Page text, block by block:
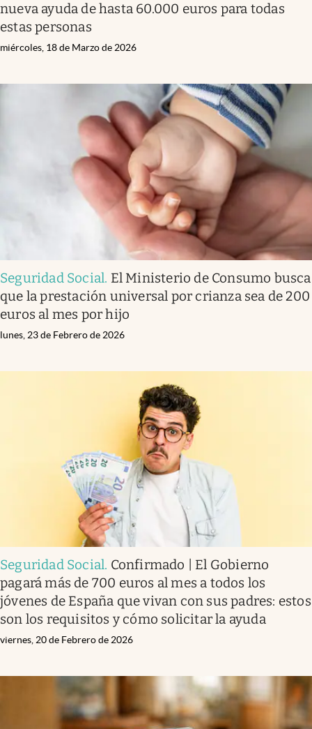
nueva ayuda de hasta 60.000 euros para todas
estas personas
miércoles, 18 de Marzo de 2026
Seguridad Social. El Ministerio de Consumo busca
que la prestación universal por crianza sea de 200
euros al mes por hijo
lunes, 23 de Febrero de 2026
Seguridad Social. Confirmado | El Gobierno
pagará más de 700 euros al mes a todos los
jóvenes de España que vivan con sus padres: estos
son los requisitos y cómo solicitar la ayuda
viernes, 20 de Febrero de 2026